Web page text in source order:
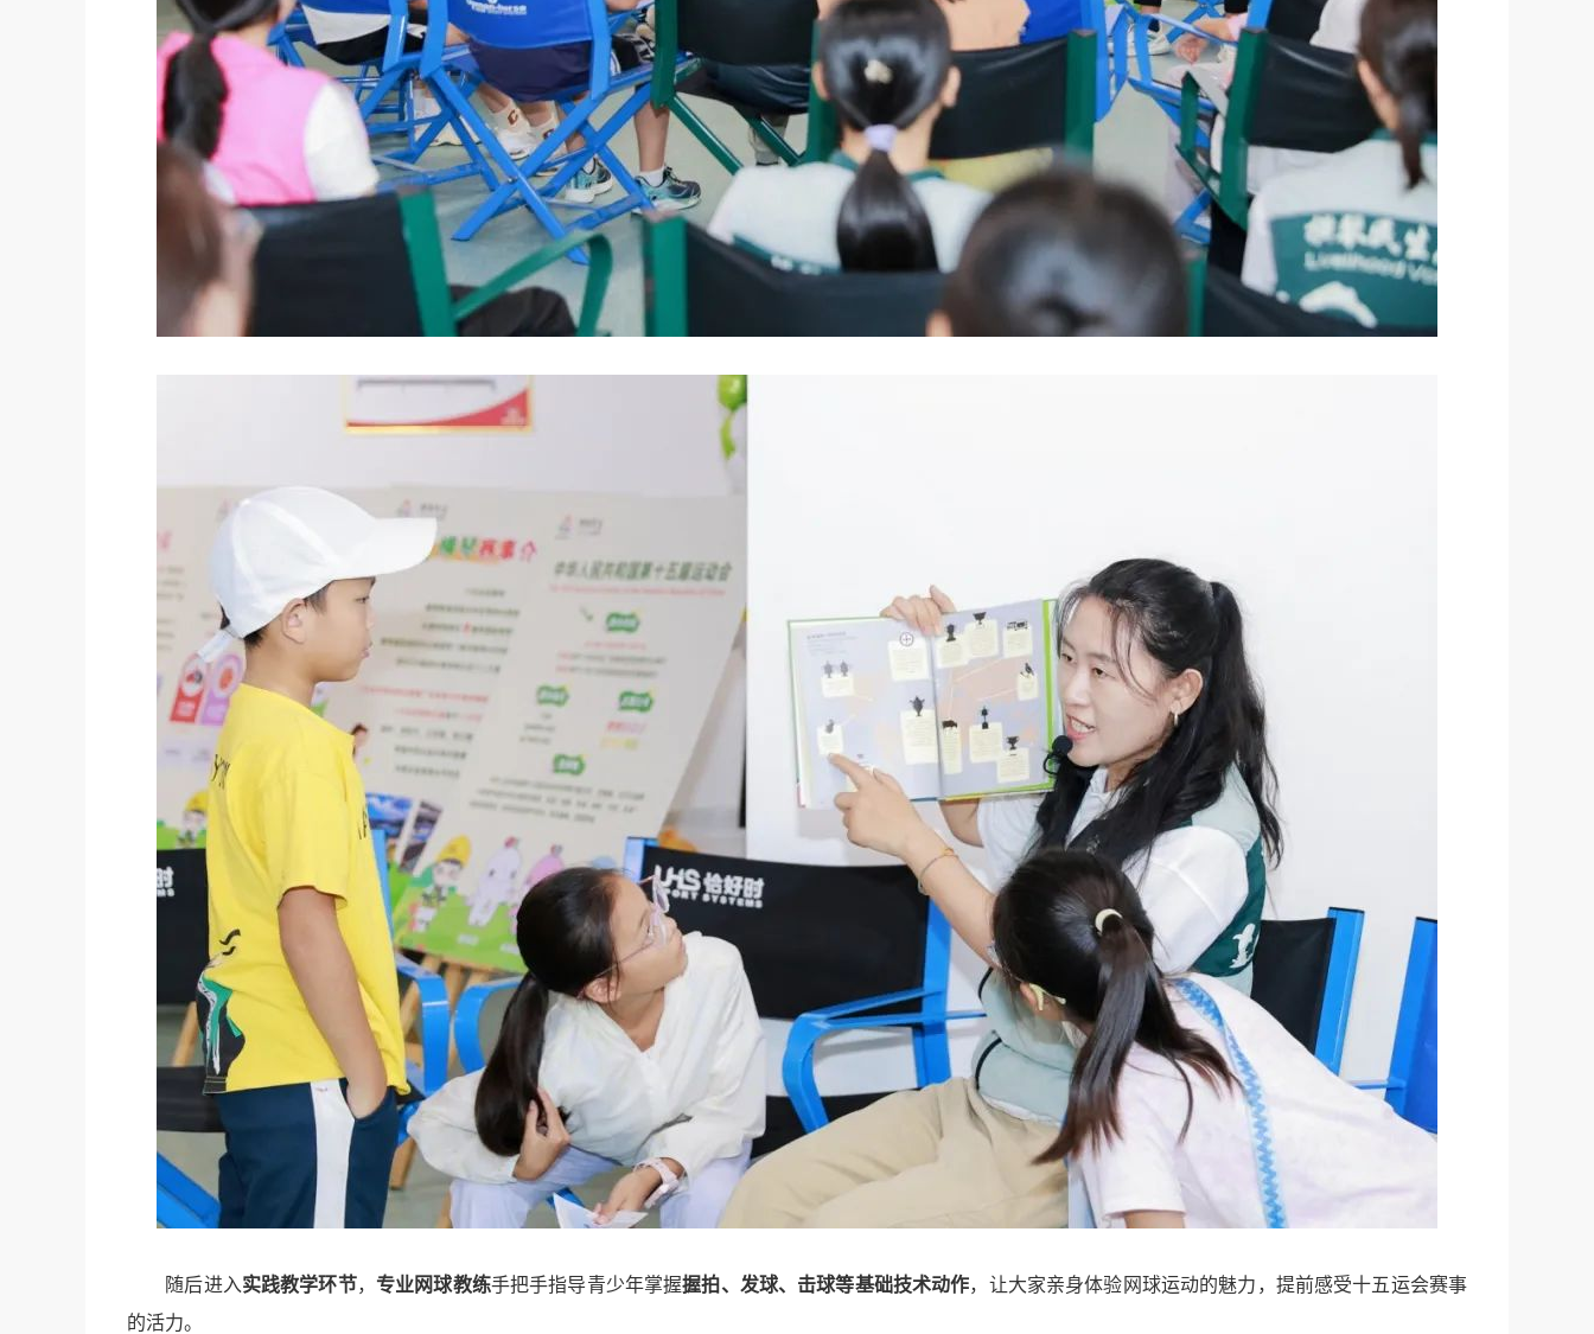
随后进入实践教学环节， 专业网球教练手把手指导青少年掌握握拍、发球、击球等基础技术动作，让大家亲身体验网球运动的魅力，提前感受十五运会赛事
的活力。